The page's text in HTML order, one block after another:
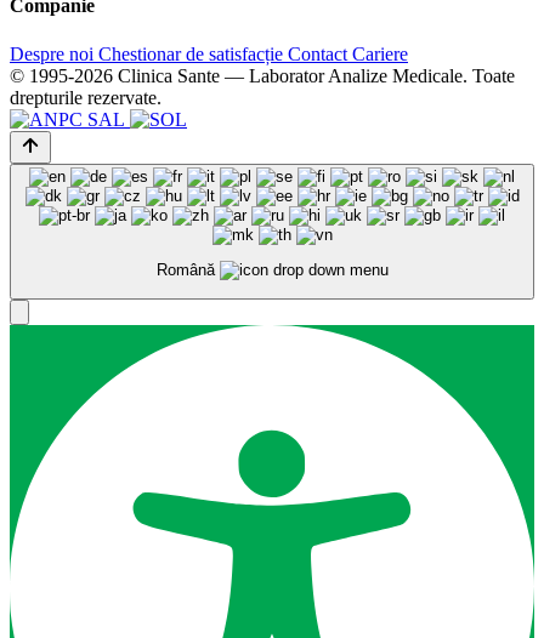
Companie
Despre noi Chestionar de satisfacție Contact Cariere
© 1995-2026 Clinica Sante — Laborator Analize Medicale. Toate
drepturile rezervate.
Română